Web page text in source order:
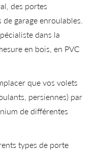
des portes
garage enroulables.
dans la
en bois, en PVC
que vos volets
persiennes) par
de différentes
types de porte